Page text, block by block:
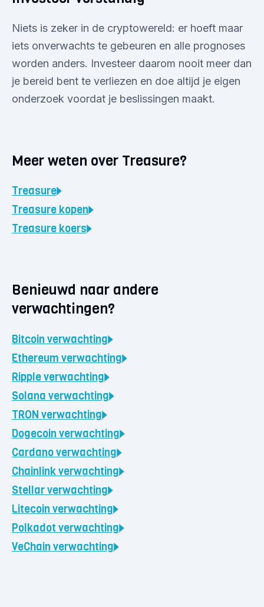
Niets is zeker in de cryptowereld: er hoeft maar
iets onverwachts te gebeuren en alle prognoses
worden anders. Investeer daarom nooit meer dan
je bereid bent te verliezen en doe altijd je eigen
onderzoek voordat je beslissingen maakt.
Meer weten over Treasure?
Treasure
Treasure kopen
Treasure koers
Benieuwd naar andere
verwachtingen?
Bitcoin verwachting
Ethereum verwachting
Rippleverwachting
Solana verwachting
TRON verwachting
Dogecoin verwachting
Cardanoverwachting
Chainlinkverwachting
Stellarverwachting
Litecoin verwachting
Polkadot verwachting
VeChain verwachting